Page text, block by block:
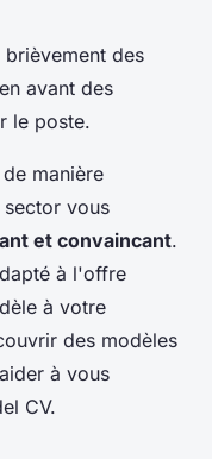
brièvement des
avant des
le poste.
manière
vous
et convaincant.
à l'offre
à votre
des modèles
à vous
CV.